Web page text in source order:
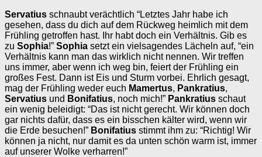
Servatius schnaubt verächtlich “Letztes Jahr habe ich
gesehen, dass du dich auf dem Rückweg heimlich mit dem
Frühling getroffen hast. Ihr habt doch ein Verhältnis. Gib es
zu Sophia!” Sophia setzt ein vielsagendes Lächeln auf, “ein
Verhältnis kann man das wirklich nicht nennen. Wir treffen
uns immer, aber wenn ich weg bin, feiert der Frühling ein
großes Fest. Dann ist Eis und Sturm vorbei. Ehrlich gesagt,
mag der Frühling weder euch Mamertus, Pankratius,
Servatius und Bonifatius, noch mich!” Pankratius schaut
ein wenig beleidigt: “Das ist nicht gerecht. Wir können doch
gar nichts dafür, dass es ein bisschen kälter wird, wenn wir
die Erde besuchen!” Bonifatius stimmt ihm zu: “Richtig! Wir
können ja nicht, nur damit es da unten schön warm ist, immer
auf unserer Wolke verharren!”